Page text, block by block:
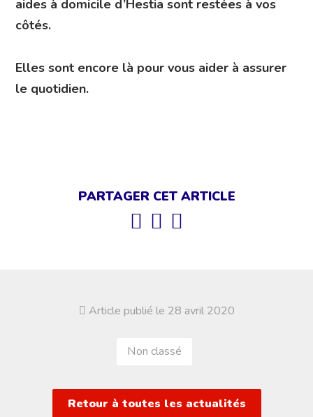
aides à domicile d’Hestia sont restées à vos
côtés.
Elles sont encore là pour vous aider à assurer
le quotidien.
PARTAGER CET ARTICLE
Article publié le 28 avril 2020
Non classé
Retour à toutes les actualités